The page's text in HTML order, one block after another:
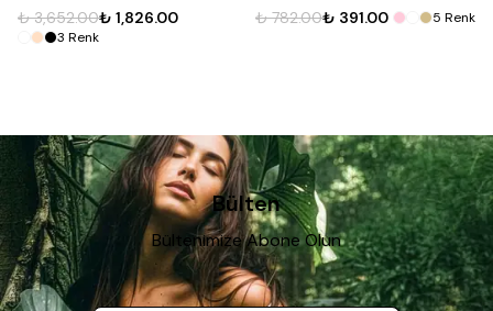
₺ 3,652.00₺ 1,826.00
3 Renk
₺ 782.00₺ 391.00 5 Renk
Bülten
Bültenimize Abone Olun